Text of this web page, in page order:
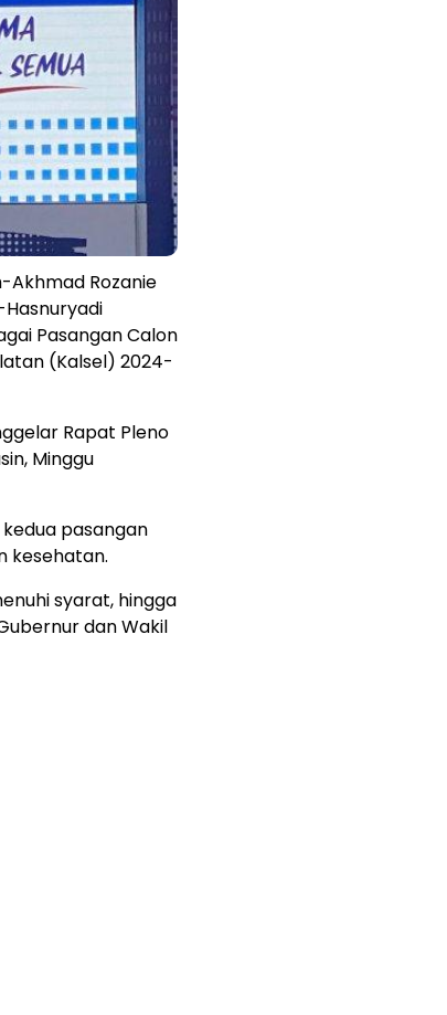
Akhmad Rozanie
Pasangan Calon
(Kalsel) 2024-
Rapat Pleno
Minggu
kedua pasangan
kesehatan.
syarat, hingga
dan Wakil